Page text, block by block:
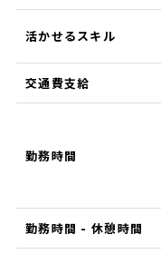
活かせるスキル
交通費支給
勤務時間
勤務時間 - 休憩時間